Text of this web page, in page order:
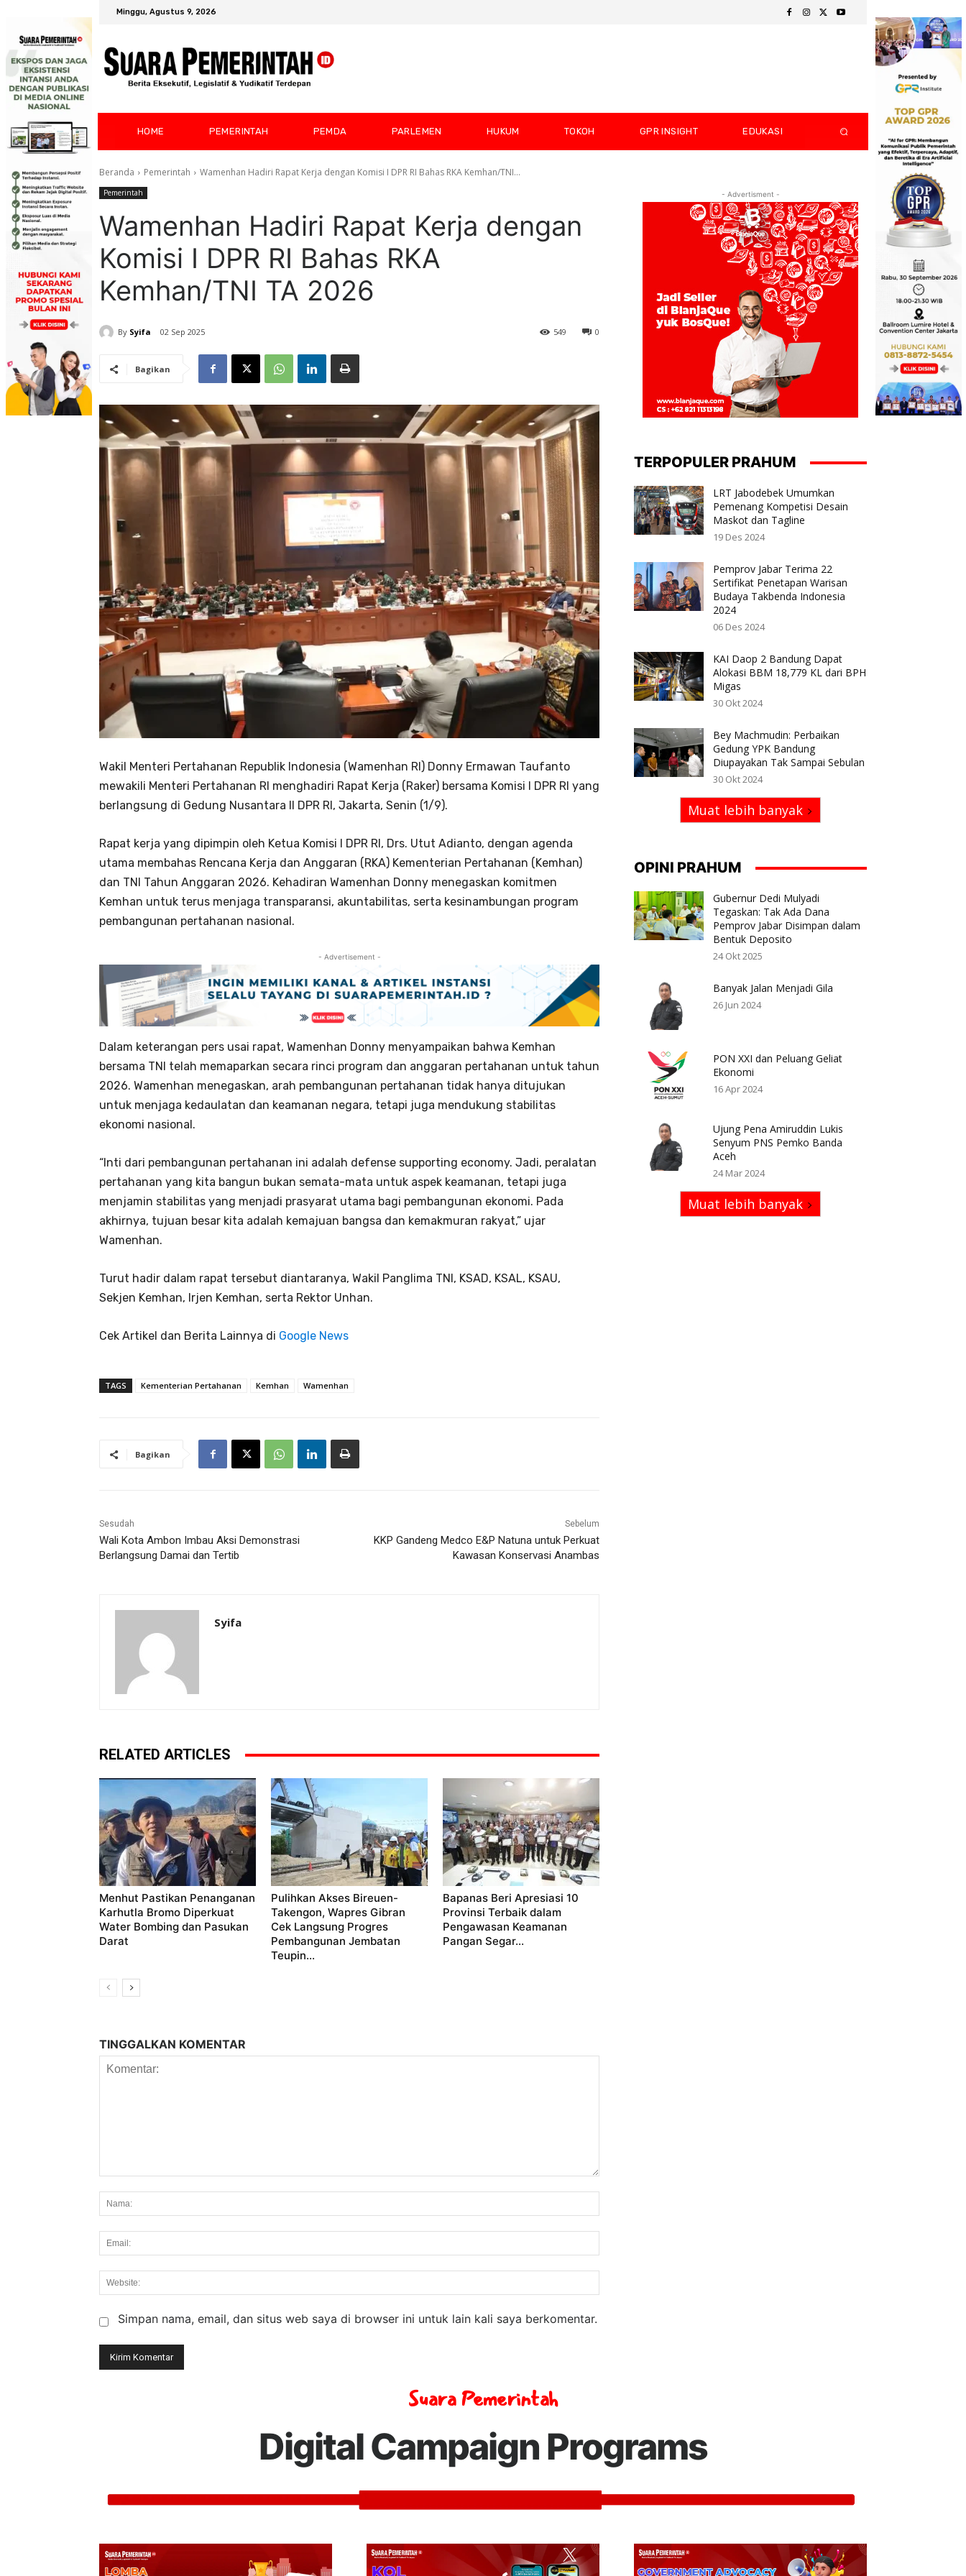
Minggu, Agustus 9, 2026
HOME PEMERINTAH PEMDA PARLEMEN HUKUM TOKOH GPR INSIGHT EDUKASI
Beranda Pemerintah Wamenhan Hadiri Rapat Kerja dengan Komisi I DPR RI Bahas RKA Kemhan/TNI...
Pemerintah
Wamenhan Hadiri Rapat Kerja dengan
Komisi I DPR RI Bahas RKA
Kemhan/TNI TA 2026
By Syifa 02 Sep 2025 0
549
Bagikan
Wakil Menteri Pertahanan Republik Indonesia (Wamenhan RI) Donny Ermawan Taufanto
mewakili Menteri Pertahanan RI menghadiri Rapat Kerja (Raker) bersama Komisi I DPR RI yang
berlangsung di Gedung Nusantara II DPR RI, Jakarta, Senin (1/9).
Rapat kerja yang dipimpin oleh Ketua Komisi I DPR RI, Drs. Utut Adianto, dengan agenda
utama membahas Rencana Kerja dan Anggaran (RKA) Kementerian Pertahanan (Kemhan)
dan TNI Tahun Anggaran 2026. Kehadiran Wamenhan Donny menegaskan komitmen
Kemhan untuk terus menjaga transparansi, akuntabilitas, serta kesinambungan program
pembangunan pertahanan nasional.
- Advertisement -
Dalam keterangan pers usai rapat, Wamenhan Donny menyampaikan bahwa Kemhan
bersama TNI telah memaparkan secara rinci program dan anggaran pertahanan untuk tahun
2026. Wamenhan menegaskan, arah pembangunan pertahanan tidak hanya ditujukan
untuk menjaga kedaulatan dan keamanan negara, tetapi juga mendukung stabilitas
ekonomi nasional.
“Inti dari pembangunan pertahanan ini adalah defense supporting economy. Jadi, peralatan
pertahanan yang kita bangun bukan semata-mata untuk aspek keamanan, tetapi juga
menjamin stabilitas yang menjadi prasyarat utama bagi pembangunan ekonomi. Pada
akhirnya, tujuan besar kita adalah kemajuan bangsa dan kemakmuran rakyat,” ujar
Wamenhan.
Turut hadir dalam rapat tersebut diantaranya, Wakil Panglima TNI, KSAD, KSAL, KSAU,
Sekjen Kemhan, Irjen Kemhan, serta Rektor Unhan.
Cek Artikel dan Berita Lainnya di Google News
TAGS Kementerian Pertahanan Kemhan Wamenhan
Bagikan
Sesudah
Wali Kota Ambon Imbau Aksi Demonstrasi
Berlangsung Damai dan Tertib
Sebelum
KKP Gandeng Medco E&P Natuna untuk Perkuat
Kawasan Konservasi Anambas
Syifa
RELATED ARTICLES
Menhut Pastikan Penanganan
Karhutla Bromo Diperkuat
Water Bombing dan Pasukan
Darat
Pulihkan Akses Bireuen-
Takengon, Wapres Gibran
Cek Langsung Progres
Pembangunan Jembatan
Teupin...
Bapanas Beri Apresiasi 10
Provinsi Terbaik dalam
Pengawasan Keamanan
Pangan Segar...
TINGGALKAN KOMENTAR
Simpan nama, email, dan situs web saya di browser ini untuk lain kali saya berkomentar.
- Advertisment -
TERPOPULER PRAHUM
LRT Jabodebek Umumkan
Pemenang Kompetisi Desain
Maskot dan Tagline
19 Des 2024
Pemprov Jabar Terima 22
Sertifikat Penetapan Warisan
Budaya Takbenda Indonesia
2024
06 Des 2024
KAI Daop 2 Bandung Dapat
Alokasi BBM 18,779 KL dari BPH
Migas
30 Okt 2024
Bey Machmudin: Perbaikan
Gedung YPK Bandung
Diupayakan Tak Sampai Sebulan
30 Okt 2024
Muat lebih banyak
OPINI PRAHUM
Gubernur Dedi Mulyadi
Tegaskan: Tak Ada Dana
Pemprov Jabar Disimpan dalam
Bentuk Deposito
24 Okt 2025
Banyak Jalan Menjadi Gila
26 Jun 2024
PON XXI dan Peluang Geliat
Ekonomi
16 Apr 2024
Ujung Pena Amiruddin Lukis
Senyum PNS Pemko Banda
Aceh
24 Mar 2024
Muat lebih banyak
Suara Pemerintah
Digital Campaign Programs